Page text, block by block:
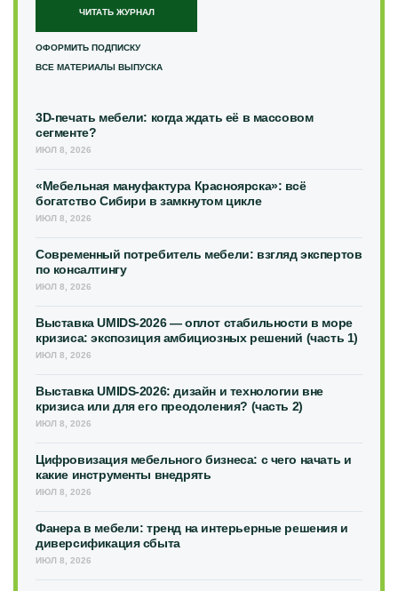
ЧИТАТЬ ЖУРНАЛ
ОФОРМИТЬ ПОДПИСКУ
ВСЕ МАТЕРИАЛЫ ВЫПУСКА
3D-печать мебели: когда ждать её в массовом
сегменте?
ИЮЛ 8, 2026
«Мебельная мануфактура Красноярска»: всё
богатство Сибири в замкнутом цикле
ИЮЛ 8, 2026
Современный потребитель мебели: взгляд экспертов
по консалтингу
ИЮЛ 8, 2026
Выставка UMIDS-2026 — оплот стабильности в море
кризиса: экспозиция амбициозных решений (часть 1)
ИЮЛ 8, 2026
Выставка UMIDS-2026: дизайн и технологии вне
кризиса или для его преодоления? (часть 2)
ИЮЛ 8, 2026
Цифровизация мебельного бизнеса: с чего начать и
какие инструменты внедрять
ИЮЛ 8, 2026
Фанера в мебели: тренд на интерьерные решения и
диверсификация сбыта
ИЮЛ 8, 2026